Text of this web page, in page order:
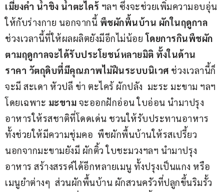
เมี่ยงคำ น้ำขิง น้ำตะไคร้ ฯลฯ ซึ่งจะช่วยเพิ่มความอบอุ่น
ให้กับร่างกาย นอกจากนี้ พืชผักพื้นบ้าน ผักในฤดูกาล
ช่วงเวลานี้ที่ให้ผลผลิตยังมีอีกไม่น้อย โดยการกินพืชผัก
ตามฤดูกาลจะได้รับประโยชน์หลายมิติ ทั้งในด้าน
ราคา วัตถุดิบที่มีคุณภาพไม่ฝืนระบบนิเวศ ช่วงเวลานี้ก็
จะมี สะเดา หัวปลี ข่า ตะไคร้ ผักปลัง  มะระ มะขาม ฯลฯ
โดยเฉพาะ มะขาม จะออกฝักอ่อน ใบอ่อน นำมาปรุง
อาหารให้รสชาติที่โดดเด่น ชวนให้รับประทานอาหาร
ทั้งช่วยให้มีความชุ่มคอ  พืชผักพื้นบ้านให้รสเปรี้ยว
นอกจากมะขามยังมี ผักติ้ว ใบชะมวงฯลฯ นำมาปรุง
อาหาร สร้างสรรค์ได้อีกหลายเมนู ทั้งปรุงเป็นแกง หรือ
เมนูยำต่างๆ  ส่วนผักพื้นบ้าน ผักสวนครัวที่ปลูกขึ้นริมรั้ว